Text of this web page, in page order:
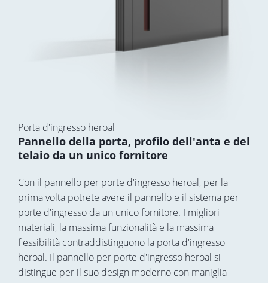
Porta d'ingresso heroal
Pannello della porta, profilo dell'anta e del
telaio da un unico fornitore
Con il pannello per porte d'ingresso heroal, per la
prima volta potrete avere il pannello e il sistema per
porte d'ingresso da un unico fornitore. I migliori
materiali, la massima funzionalità e la massima
flessibilità contraddistinguono la porta d'ingresso
heroal. Il pannello per porte d'ingresso heroal si
distingue per il suo design moderno con maniglia